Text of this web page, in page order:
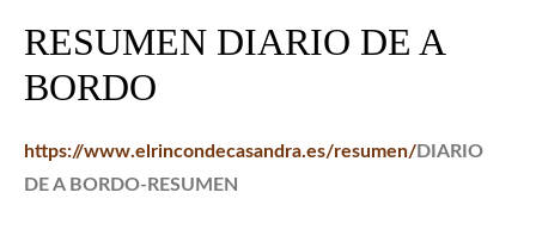
RESUMEN DIARIO DE A
BORDO
https://www.elrincondecasandra.es/resumen/DIARIO
DE A BORDO-RESUMEN